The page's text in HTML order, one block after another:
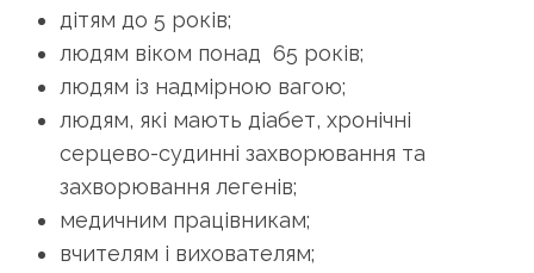
дітям до 5 років;
людям віком понад 65 років;
людям із надмірною вагою;
людям, які мають діабет, хронічні
серцево-судинні захворювання та
захворювання легенів;
медичним працівникам;
вчителям і вихователям;